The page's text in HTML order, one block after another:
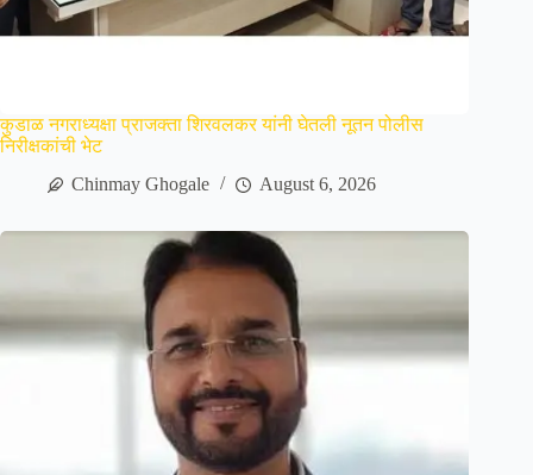
कुडाळ नगराध्यक्षा प्राजक्ता शिरवलकर यांनी घेतली नूतन पोलीस
निरीक्षकांची भेट
Chinmay Ghogale
August 6, 2026